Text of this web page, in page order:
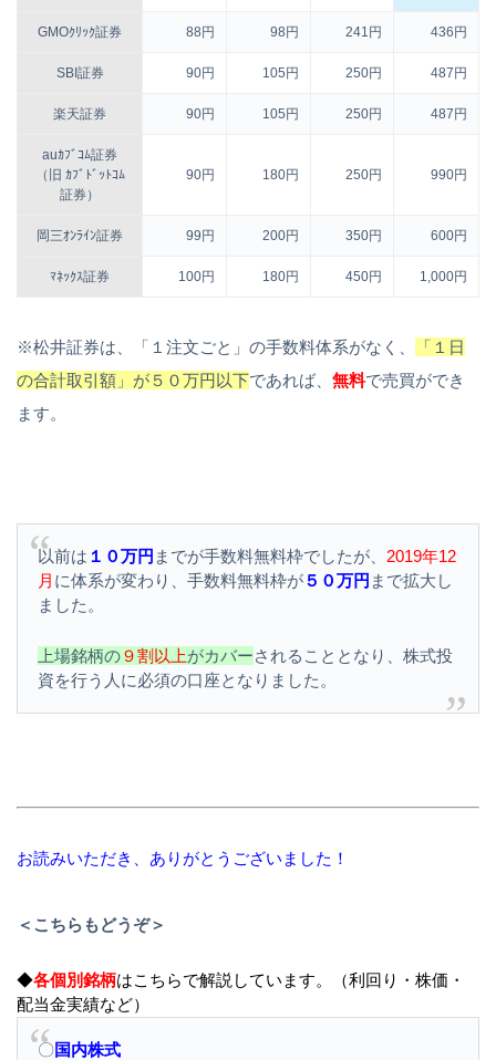
GMOｸﾘｯｸ証券 88円 98円 241円 436円
SBI証券 90円 105円 250円 487円
楽天証券 90円 105円 250円 487円
auｶﾌﾞｺﾑ証券
（旧 ｶﾌﾞﾄﾞｯﾄｺﾑ
証券）
90円 180円 250円 990円
岡三ｵﾝﾗｲﾝ証券 99円 200円 350円 600円
ﾏﾈｯｸｽ証券 100円 180円 450円 1,000円
※松井証券は、「１注文ごと」の手数料体系がなく、
「１日
の合計取引額」が５０万円以下であれば、 無料で売買ができ
ます。
以前は １０万円 までが手数料無料枠でしたが、 2019年12
月 に体系が変わり、手数料無料枠が５０万円 まで拡大し
ました。
上場銘柄の９割以上がカバーされることとなり、株式投
資を行う人に必須の口座となりました。
お読みいただき、ありがとうございました！
＜こちらもどうぞ＞
◆各個別銘柄はこちらで解説しています。（利回り・株価・
配当金実績など）
〇国内株式